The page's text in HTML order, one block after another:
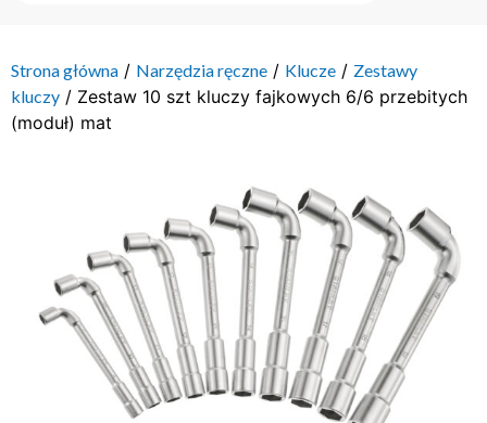
Strona główna / Narzędzia ręczne / Klucze / Zestawy
kluczy / Zestaw 10 szt kluczy fajkowych 6/6 przebitych
(moduł) mat